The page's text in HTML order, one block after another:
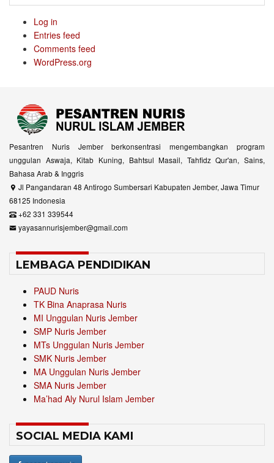
Log in
Entries feed
Comments feed
WordPress.org
Pesantren Nuris Jember berkonsentrasi mengembangkan program
unggulan Aswaja, Kitab Kuning, Bahtsul Masail, Tahfidz Qur'an, Sains,
Bahasa Arab & Inggris
Jl Pangandaran 48 Antirogo Sumbersari Kabupaten Jember, Jawa Timur
68125 Indonesia
+62 331 339544
yayasannurisjember@gmail.com
LEMBAGA PENDIDIKAN
PAUD Nuris
TK Bina Anaprasa Nuris
MI Unggulan Nuris Jember
SMP Nuris Jember
MTs Unggulan Nuris Jember
SMK Nuris Jember
MA Unggulan Nuris Jember
SMA Nuris Jember
Ma’had Aly Nurul Islam Jember
SOCIAL MEDIA KAMI